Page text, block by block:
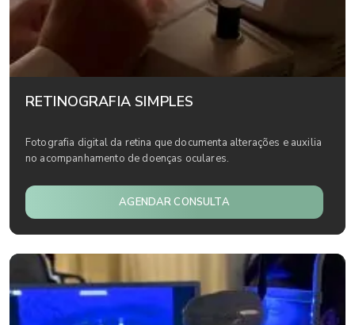
RETINOGRAFIA SIMPLES
Fotografia digital da retina que documenta alterações e auxilia
no acompanhamento de doenças oculares.
AGENDAR CONSULTA